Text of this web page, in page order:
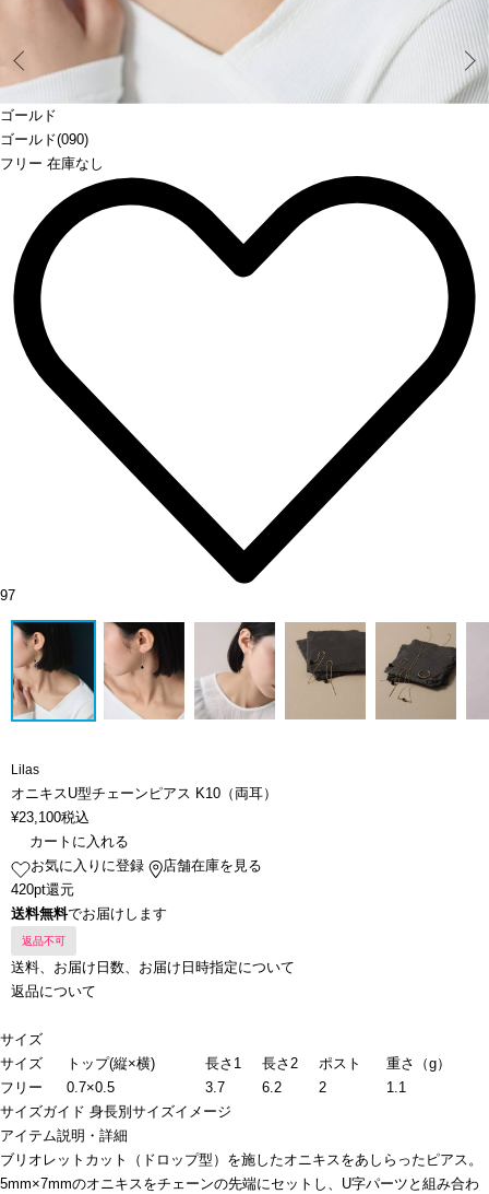
ゴールド
ゴールド(090)
フリー 在庫なし
97
Lilas
オニキスU型チェーンピアス K10（両耳）
¥23,100税込
カートに入れる
お気に入りに登録
店舗在庫を見る
420pt還元
送料無料でお届けします
返品不可
送料、お届け日数、お届け日時指定について
返品について
サイズ
サイズ
トップ(縦×横) 長さ1 長さ2 ポスト
重さ（g）
フリー
0.7×0.5 3.7 6.2 2
1.1
サイズガイド 身長別サイズイメージ
アイテム説明・詳細
ブリオレットカット（ドロップ型）を施したオニキスをあしらったピアス。
5mm×7mmのオニキスをチェーンの先端にセットし、U字パーツと組み合わ